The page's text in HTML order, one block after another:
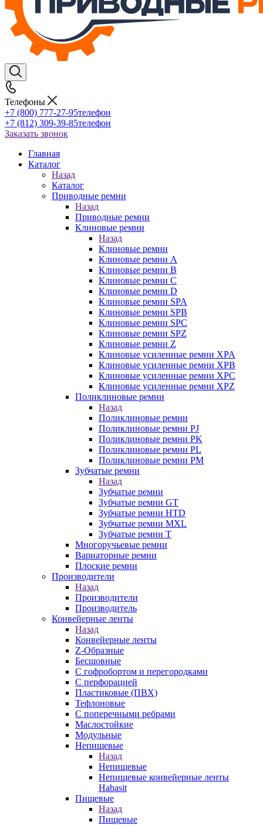
Телефоны
+7 (800) 777-27-95телефон
+7 (812) 309-39-85телефон
Заказать звонок
Главная
Каталог
Назад
Каталог
Приводные ремни
Назад
Приводные ремни
Клиновые ремни
Назад
Клиновые ремни
Клиновые ремни A
Клиновые ремни B
Клиновые ремни C
Клиновые ремни D
Клиновые ремни SPA
Клиновые ремни SPB
Клиновые ремни SPC
Клиновые ремни SPZ
Клиновые ремни Z
Клиновые усиленные ремни XPA
Клиновые усиленные ремни XPB
Клиновые усиленные ремни XPC
Клиновые усиленные ремни XPZ
Поликлиновые ремни
Назад
Поликлиновые ремни
Поликлиновые ремни PJ
Поликлиновые ремни PK
Поликлиновые ремни PL
Поликлиновые ремни PM
Зубчатые ремни
Назад
Зубчатые ремни
Зубчатые ремни GT
Зубчатые ремни HTD
Зубчатые ремни MXL
Зубчатые ремни Т
Многоручьевые ремни
Вариаторные ремни
Плоские ремни
Производители
Назад
Производители
Производитель
Конвейерные ленты
Назад
Конвейерные ленты
Z-Образные
Бесшовные
С гофробортом и перегородками
С перфорацией
Пластиковые (ПВХ)
Тефлоновые
С поперечными ребрами
Маслостойкие
Модульные
Непищевые
Назад
Непищевые
Непищевые конвейерные ленты
Habasit
Пищевые
Назад
Пищевые